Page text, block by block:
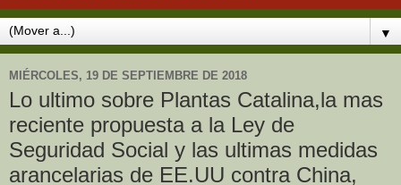
▼
MIÉRCOLES, 19 DE SEPTIEMBRE DE 2018
Lo ultimo sobre Plantas Catalina,la mas
reciente propuesta a la Ley de
Seguridad Social y las ultimas medidas
arancelarias de EE.UU contra China,